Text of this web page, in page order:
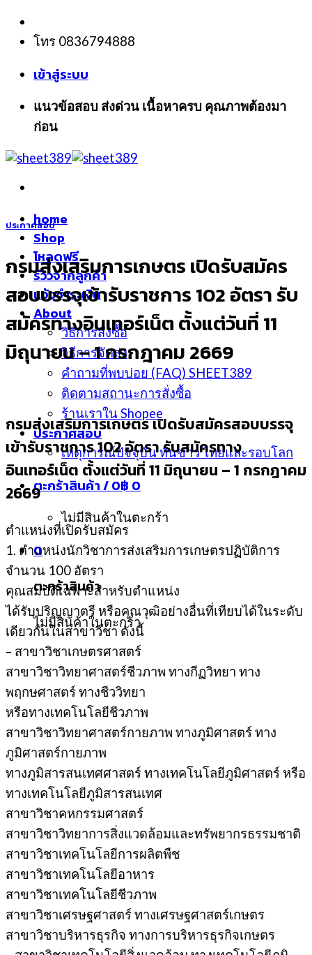
Skip
content
โทร 0836794888
เข้าสู่ระบบ
แนวข้อสอบ ส่งด่วน เนื้อหาครบ คุณภาพต้องมา
ก่อน
home
Shop
โหลดฟรี
รีวิวจากลูกค้า
แจ้งชำระเงิน
About
วิธีการสั่งซื้อ
วิธีการจัดส่ง
คำถามที่พบบ่อย (FAQ) SHEET389
ติดตามสถานะการสั่งซื้อ
ร้านเราใน Shopee
ประกาศสอบ
เหตุการณ์ปัจจุบัน ทันข่าว ไทยและรอบโลก
ตะกร้าสินค้า /0฿ 0
ไม่มีสินค้าในตะกร้า
0
ตะกร้าสินค้า
ไม่มีสินค้าในตะกร้า
ประกาศสอบ
กรมส่งเสริมการเกษตร เปิดรับสมัคร
สอบบรรจุเข้ารับราชการ 102 อัตรา รับ
สมัครทางอินเทอร์เน็ต ตั้งแต่วันที่ 11
มิถุนายน – 1 กรกฎาคม 2669
กรมส่งเสริมการเกษตร เปิดรับสมัครสอบบรรจุ
เข้ารับราชการ 102 อัตรา รับสมัครทาง
อินเทอร์เน็ต ตั้งแต่วันที่ 11 มิถุนายน – 1 กรกฎาคม
2669
ตำแหน่งที่เปิดรับสมัคร
1. ตำแหน่งนักวิชาการส่งเสริมการเกษตรปฏิบัติการ
จำนวน 100 อัตรา
คุณสมบัติเฉพาะสำหรับตำแหน่ง
ได้รับปริญญาตรี หรือคุณวุฒิอย่างอื่นที่เทียบได้ในระดับ
เดียวกันในสาขาวิชา ดังนี้
– สาขาวิชาเกษตรศาสตร์
สาขาวิชาวิทยาศาสตร์ชีวภาพ ทางกีฏวิทยา ทาง
พฤกษศาสตร์ ทางชีววิทยา
หรือทางเทคโนโลยีชีวภาพ
สาขาวิชาวิทยาศาสตร์กายภาพ ทางภูมิศาสตร์ ทาง
ภูมิศาสตร์กายภาพ
ทางภูมิสารสนเทศศาสตร์ ทางเทคโนโลยีภูมิศาสตร์ หรือ
ทางเทคโนโลยีภูมิสารสนเทศ
สาขาวิชาคหกรรมศาสตร์
สาขาวิชาวิทยาการสิ่งแวดล้อมและทรัพยากรธรรมชาติ
สาขาวิชาเทคโนโลยีการผลิตพืช
สาขาวิชาเทคโนโลยีอาหาร
สาขาวิชาเทคโนโลยีชีวภาพ
สาขาวิชาเศรษฐศาสตร์ ทางเศรษฐศาสตร์เกษตร
สาขาวิชาบริหารธุรกิจ ทางการบริหารธุรกิจเกษตร